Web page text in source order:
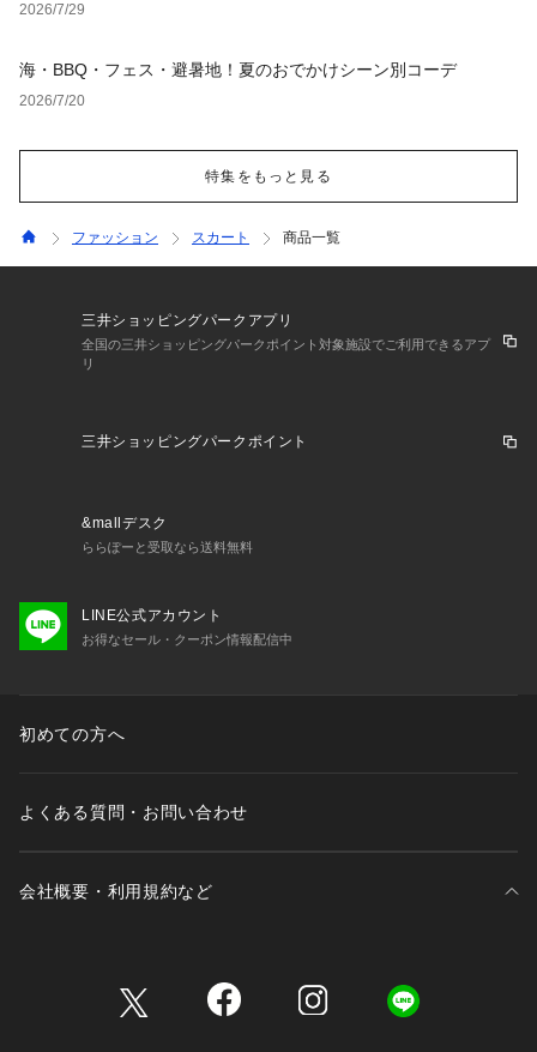
2026/7/29
海・BBQ・フェス・避暑地！夏のおでかけシーン別コーデ
2026/7/20
特集をもっと見る
ファッション スカート 商品一覧
三井ショッピングパークアプリ
全国の三井ショッピングパークポイント対象施設でご利用できるアプ
リ
三井ショッピングパークポイント
&mallデスク
ららぽーと受取なら送料無料
LINE公式アカウント
お得なセール・クーポン情報配信中
初めての方へ
よくある質問・お問い合わせ
会社概要・利用規約など